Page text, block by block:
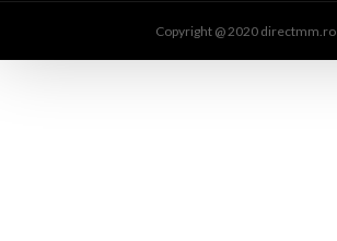
Copyright @ 2020 directmm.ro